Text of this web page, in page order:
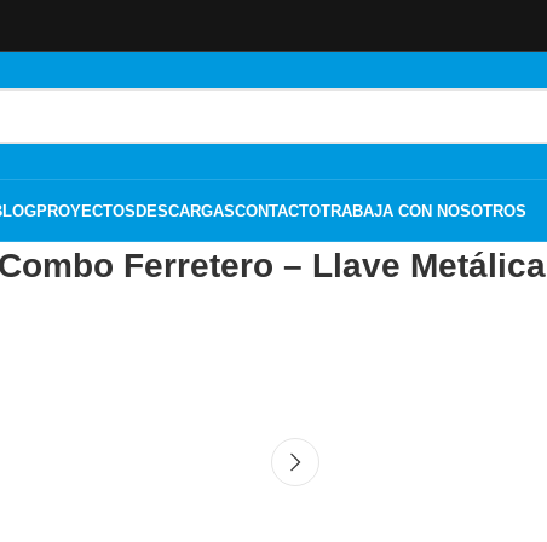
PROYECTOSDESCARGASCONTACTOTRABAJA CON NOSOTROS
Combo Ferretero – Llave Metálica